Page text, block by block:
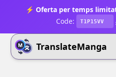
⚡ Oferta per temps
Code:
T1P15VV
TranslateManga